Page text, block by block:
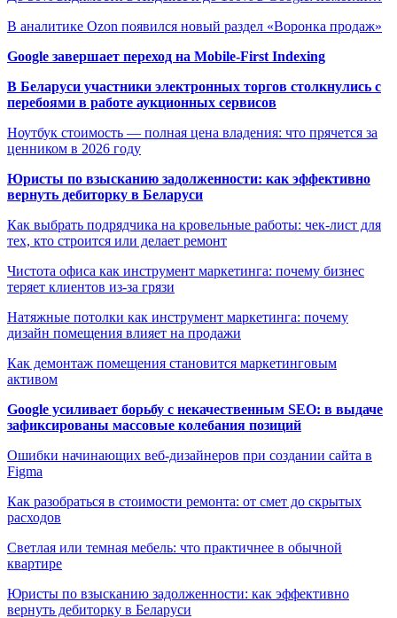
В аналитике Ozon появился новый раздел «Воронка продаж»
Google завершает переход на Mobile-First Indexing
В Беларуси участники электронных торгов столкнулись с
перебоями в работе аукционных сервисов
Ноутбук стоимость — полная цена владения: что прячется за
ценником в 2026 году
Юристы по взысканию задолженности: как эффективно
вернуть дебиторку в Беларуси
Как выбрать подрядчика на кровельные работы: чек-лист для
тех, кто строится или делает ремонт
Чистота офиса как инструмент маркетинга: почему бизнес
теряет клиентов из-за грязи
Натяжные потолки как инструмент маркетинга: почему
дизайн помещения влияет на продажи
Как демонтаж помещения становится маркетинговым
активом
Google усиливает борьбу с некачественным SEO: в выдаче
зафиксированы массовые колебания позиций
Ошибки начинающих веб-дизайнеров при создании сайта в
Figma
Как разобраться в стоимости ремонта: от смет до скрытых
расходов
Светлая или темная мебель: что практичнее в обычной
квартире
Юристы по взысканию задолженности: как эффективно
вернуть дебиторку в Беларуси